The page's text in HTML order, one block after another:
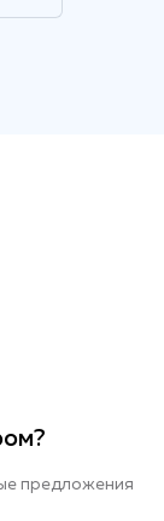
предложения